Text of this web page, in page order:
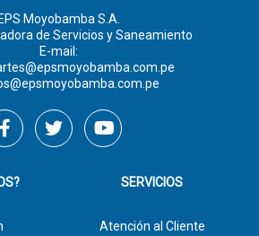
EPS Moyobamba S.A.
de Servicios y Saneamiento
E-mail:
SERVICIOS
Atención al Cliente